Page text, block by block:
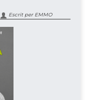
Escrit per EMMO